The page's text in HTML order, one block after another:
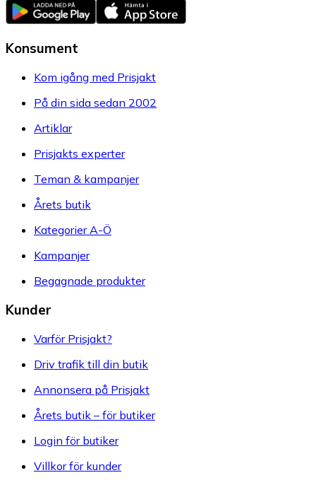
Konsument
Kom igång med Prisjakt
På din sida sedan 2002
Artiklar
Prisjakts experter
Teman & kampanjer
Årets butik
Kategorier A-Ö
Kampanjer
Begagnade produkter
Kunder
Varför Prisjakt?
Driv trafik till din butik
Annonsera på Prisjakt
Årets butik – för butiker
Login för butiker
Villkor för kunder